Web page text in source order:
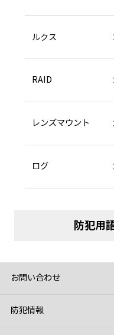
ルクス
RAID
レンズマウント
ログ
防犯用
お問い合わせ
防犯情報